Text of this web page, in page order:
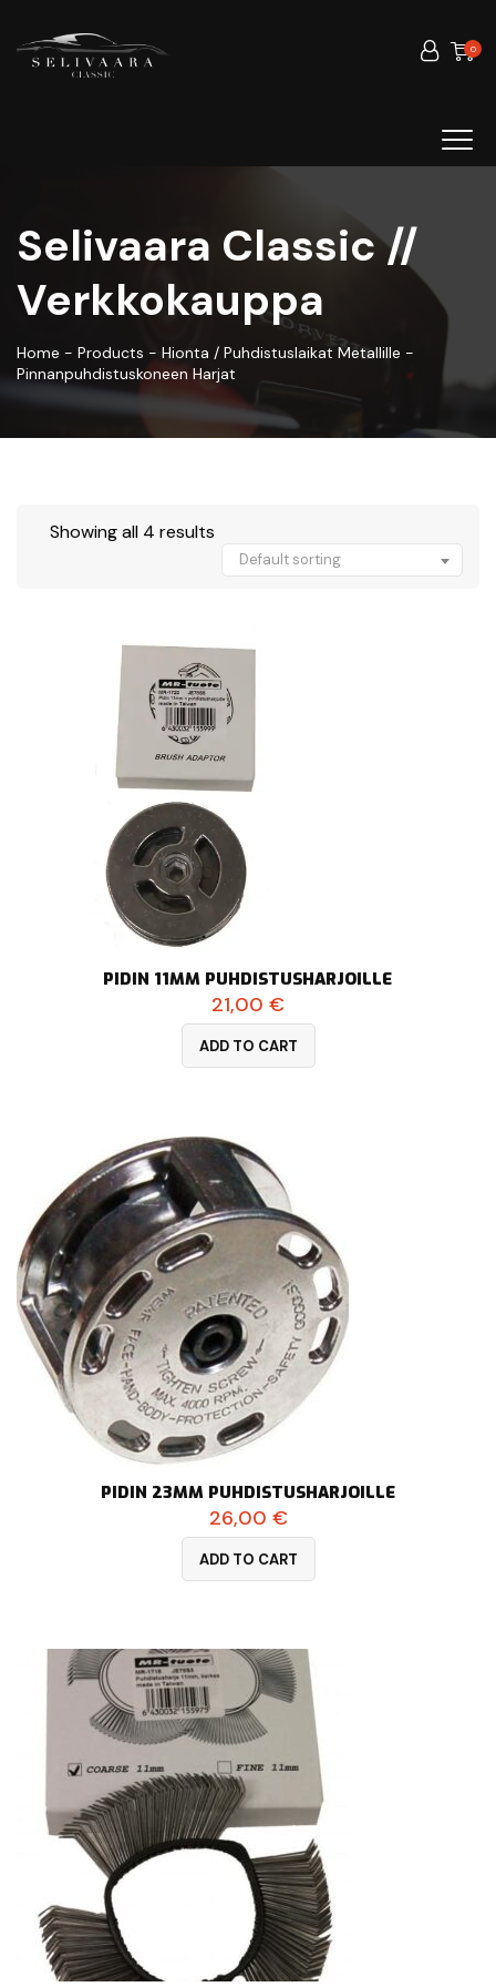
0
Selivaara Classic //
Verkkokauppa
Home - Products - Hionta / Puhdistuslaikat Metallille -
Pinnanpuhdistuskoneen Harjat
Showing all 4 results
Default sorting
PIDIN 11MM PUHDISTUSHARJOILLE
21,00 €
ADD TO CART
PIDIN 23MM PUHDISTUSHARJOILLE
26,00 €
ADD TO CART